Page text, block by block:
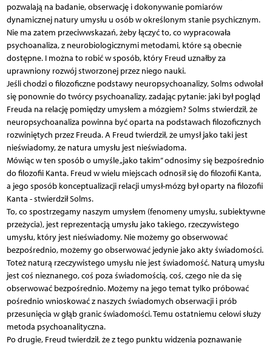
pozwalają na badanie, obserwację i dokonywanie pomiarów
dynamicznej natury umysłu u osób w określonym stanie psychicznym.
Nie ma zatem przeciwwskazań, żeby łączyć to, co wypracowała
psychoanaliza, z neurobiologicznymi metodami, które są obecnie
dostępne. I można to robić w sposób, który Freud uznałby za
uprawniony rozwój stworzonej przez niego nauki.
Jeśli chodzi o filozoficzne podstawy neuropsychoanalizy, Solms odwołał
się ponownie do twórcy psychoanalizy, zadając pytanie: jaki był pogląd
Freuda na relację pomiędzy umysłem a mózgiem? Solms stwierdził, że
neuropsychoanaliza powinna być oparta na podstawach filozoficznych
rozwiniętych przez Freuda. A Freud twierdził, że umysł jako taki jest
nieświadomy, że natura umysłu jest nieświadoma.
Mówiąc w ten sposób o umyśle „jako takim” odnosimy się bezpośrednio
do filozofii Kanta. Freud w wielu miejscach odnosił się do filozofii Kanta,
a jego sposób konceptualizacji relacji umysł-mózg był oparty na filozofii
Kanta - stwierdził Solms.
To, co spostrzegamy naszym umysłem (fenomeny umysłu, subiektywne
przeżycia), jest reprezentacją umysłu jako takiego, rzeczywistego
umysłu, który jest nieświadomy. Nie możemy go obserwować
bezpośrednio, możemy go obserwować jedynie jako akty świadomości.
Toteż naturą rzeczywistego umysłu nie jest świadomość. Naturą umysłu
jest coś nieznanego, coś poza świadomością, coś, czego nie da się
obserwować bezpośrednio. Możemy na jego temat tylko próbować
pośrednio wnioskować z naszych świadomych obserwacji i prób
przesunięcia w głąb granic świadomości. Temu ostatniemu celowi służy
metoda psychoanalityczna.
Po drugie, Freud twierdził, że z tego punktu widzenia poznawanie